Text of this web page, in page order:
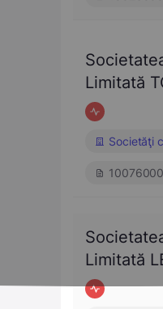
Limitată
Societăţi
Limitată